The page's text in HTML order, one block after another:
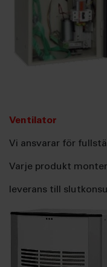
Ventilator
Vi ansvarar för
Varje produkt
leverans till